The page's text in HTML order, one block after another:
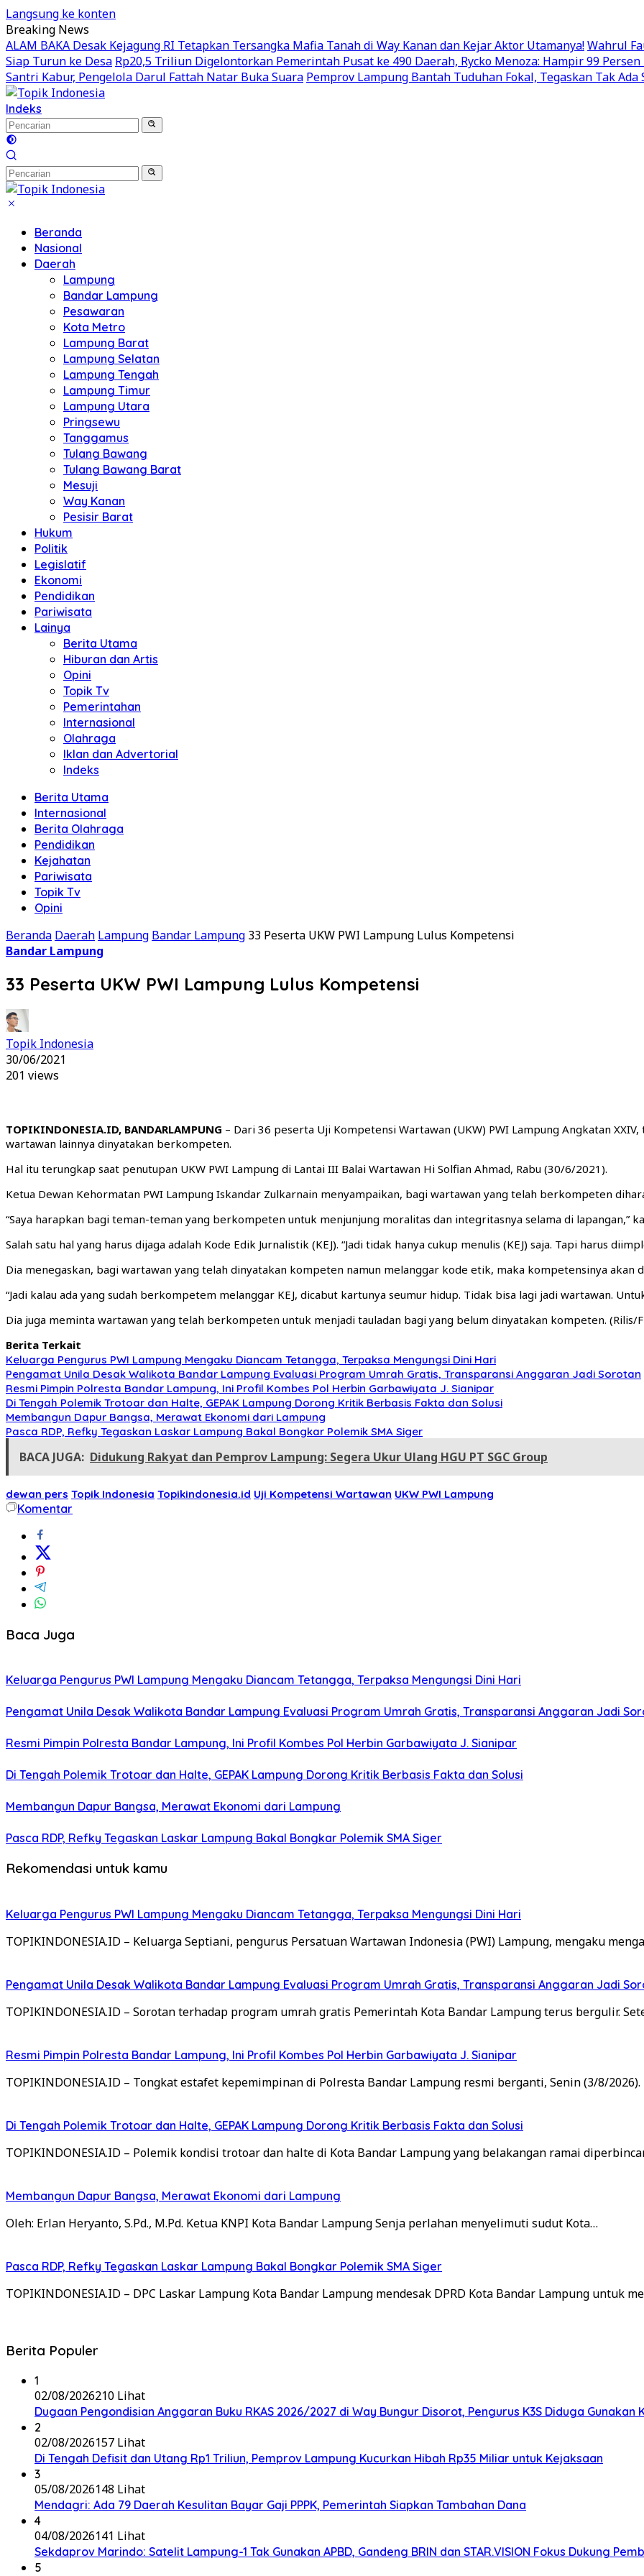
Langsung ke konten
Breaking News
ALAM BAKA Desak Kejagung RI Tetapkan Tersangka Mafia Tanah di Way Kanan dan Kejar Aktor Utamanya!Wahrul
Siap Turun ke Desa Rp20,5 Triliun Digelontorkan Pemerintah Pusat ke 490 Daerah, Rycko Menoza: Hampir 99
Santri Kabur, Pengelola Darul Fattah Natar Buka Suara Pemprov Lampung Bantah Tuduhan Fokal, Tegaskan Tak
Indeks
Beranda
Nasional
Daerah
Lampung
Bandar Lampung
Pesawaran
Kota Metro
Lampung Barat
Lampung Selatan
Lampung Tengah
Lampung Timur
Lampung Utara
Pringsewu
Tanggamus
Tulang Bawang
Tulang Bawang Barat
Mesuji
Way Kanan
Pesisir Barat
Hukum
Politik
Legislatif
Ekonomi
Pendidikan
Pariwisata
Lainya
Berita Utama
Hiburan dan Artis
Opini
Topik Tv
Pemerintahan
Internasional
Olahraga
Iklan dan Advertorial
Indeks
Berita Utama
Internasional
Berita Olahraga
Pendidikan
Kejahatan
Pariwisata
Topik Tv
Opini
Beranda Daerah Lampung Bandar Lampung 33 Peserta UKW PWI Lampung Lulus Kompetensi
Bandar Lampung
33 Peserta UKW PWI Lampung Lulus Kompetensi
Topik Indonesia
30/06/2021
201 views
TOPIKINDONESIA.ID, BANDARLAMPUNG – Dari 36 peserta Uji Kompetensi Wartawan (UKW) PWI Lampung Angkatan
wartawan lainnya dinyatakan berkompeten.
Hal itu terungkap saat penutupan UKW PWI Lampung di Lantai III Balai Wartawan Hi Solfian Ahmad, Rabu (30/6/2021).
Ketua Dewan Kehormatan PWI Lampung Iskandar Zulkarnain menyampaikan, bagi wartawan yang telah berkompeten
“Saya harapkan bagi teman-teman yang berkompeten untuk menjunjung moralitas dan integritasnya selama di lapangan,”
Salah satu hal yang harus dijaga adalah Kode Edik Jurnalistik (KEJ). “Jadi tidak hanya cukup menulis (KEJ) saja. Tapi harus
Dia menegaskan, bagi wartawan yang telah dinyatakan kompeten namun melanggar kode etik, maka kompetensinya akan
“Jadi kalau ada yang sudah berkompetem melanggar KEJ, dicabut kartunya seumur hidup. Tidak bisa lagi jadi wartawan.
Dia juga meminta wartawan yang telah berkompeten untuk menjadi tauladan bagi yang belum dinyatakan kompeten. (Rilis/
Berita Terkait
Keluarga Pengurus PWI Lampung Mengaku Diancam Tetangga, Terpaksa Mengungsi Dini Hari
Pengamat Unila Desak Walikota Bandar Lampung Evaluasi Program Umrah Gratis, Transparansi Anggaran Jadi Sorotan
Resmi Pimpin Polresta Bandar Lampung, Ini Profil Kombes Pol Herbin Garbawiyata J. Sianipar
Di Tengah Polemik Trotoar dan Halte, GEPAK Lampung Dorong Kritik Berbasis Fakta dan Solusi
Membangun Dapur Bangsa, Merawat Ekonomi dari Lampung
Pasca RDP, Refky Tegaskan Laskar Lampung Bakal Bongkar Polemik SMA Siger
BACA JUGA: Didukung Rakyat dan Pemprov Lampung: Segera Ukur Ulang HGU PT SGC Group
dewan pers Topik Indonesia Topikindonesia.id Uji Kompetensi Wartawan UKW PWI Lampung
Komentar
Baca Juga
Keluarga Pengurus PWI Lampung Mengaku Diancam Tetangga, Terpaksa Mengungsi Dini Hari
Pengamat Unila Desak Walikota Bandar Lampung Evaluasi Program Umrah Gratis, Transparansi Anggaran Jadi
Resmi Pimpin Polresta Bandar Lampung, Ini Profil Kombes Pol Herbin Garbawiyata J. Sianipar
Di Tengah Polemik Trotoar dan Halte, GEPAK Lampung Dorong Kritik Berbasis Fakta dan Solusi
Membangun Dapur Bangsa, Merawat Ekonomi dari Lampung
Pasca RDP, Refky Tegaskan Laskar Lampung Bakal Bongkar Polemik SMA Siger
Rekomendasi untuk kamu
Keluarga Pengurus PWI Lampung Mengaku Diancam Tetangga, Terpaksa Mengungsi Dini Hari
TOPIKINDONESIA.ID – Keluarga Septiani, pengurus Persatuan Wartawan Indonesia (PWI) Lampung, mengaku
Pengamat Unila Desak Walikota Bandar Lampung Evaluasi Program Umrah Gratis, Transparansi Anggaran Jadi
TOPIKINDONESIA.ID – Sorotan terhadap program umrah gratis Pemerintah Kota Bandar Lampung terus bergulir.
Resmi Pimpin Polresta Bandar Lampung, Ini Profil Kombes Pol Herbin Garbawiyata J. Sianipar
TOPIKINDONESIA.ID – Tongkat estafet kepemimpinan di Polresta Bandar Lampung resmi berganti, Senin (3/8/2026).
Di Tengah Polemik Trotoar dan Halte, GEPAK Lampung Dorong Kritik Berbasis Fakta dan Solusi
TOPIKINDONESIA.ID – Polemik kondisi trotoar dan halte di Kota Bandar Lampung yang belakangan ramai
Membangun Dapur Bangsa, Merawat Ekonomi dari Lampung
Oleh: Erlan Heryanto, S.Pd., M.Pd. Ketua KNPI Kota Bandar Lampung Senja perlahan menyelimuti sudut Kota…
Pasca RDP, Refky Tegaskan Laskar Lampung Bakal Bongkar Polemik SMA Siger
TOPIKINDONESIA.ID – DPC Laskar Lampung Kota Bandar Lampung mendesak DPRD Kota Bandar Lampung untuk
Berita Populer
1
02/08/2026210 Lihat
Dugaan Pengondisian Anggaran Buku RKAS 2026/2027 di Way Bungur Disorot, Pengurus K3S Diduga Gunakan
2
02/08/2026157 Lihat
Di Tengah Defisit dan Utang Rp1 Triliun, Pemprov Lampung Kucurkan Hibah Rp35 Miliar untuk Kejaksaan
3
05/08/2026148 Lihat
Mendagri: Ada 79 Daerah Kesulitan Bayar Gaji PPPK, Pemerintah Siapkan Tambahan Dana
4
04/08/2026141 Lihat
Sekdaprov Marindo: Satelit Lampung-1 Tak Gunakan APBD, Gandeng BRIN dan STAR.VISION Fokus Dukung
5